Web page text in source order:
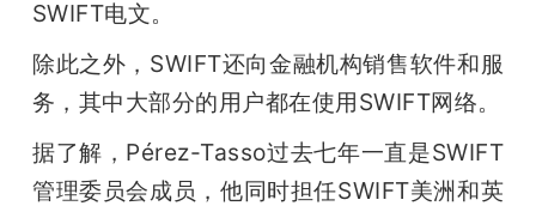
爱
搞
SWIFT电文。
除此之外，SWIFT还向金融机构销售软件和服
务，其中大部分的用户都在使用SWIFT网络。
据了解，Pérez-Tasso过去七年一直是SWIFT
管理委员会成员，他同时担任SWIFT美洲和英